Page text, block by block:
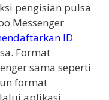
pengisian pulsa
Messenger
ID
Format
sama seperti
format